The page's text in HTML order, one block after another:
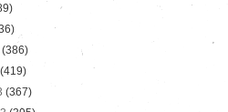
(386)
(419)
(367)